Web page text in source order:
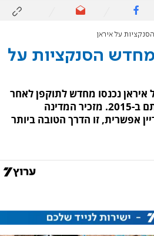
על איראן
הסנקציות על
איראן נכנסו מחדש לתוקפן לאחר
קריסת הסכם הגרעין שנחתם ב-2015. מזכיר המדינה
אפשרית, זו הדרך הטובה ביותר